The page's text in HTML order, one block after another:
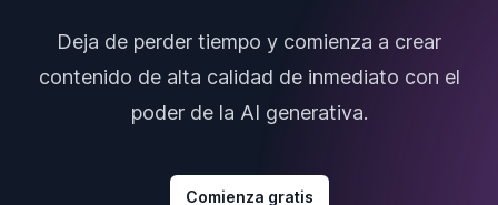
Deja de perder tiempo y comienza a crear
contenido de alta calidad de inmediato con el
poder de la AI generativa.
Comienza gratis